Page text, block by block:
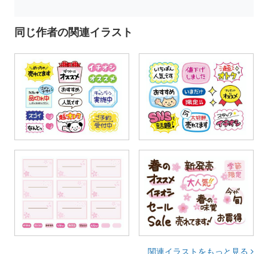
同じ作者の関連イラスト
関連イラストをもっと見る